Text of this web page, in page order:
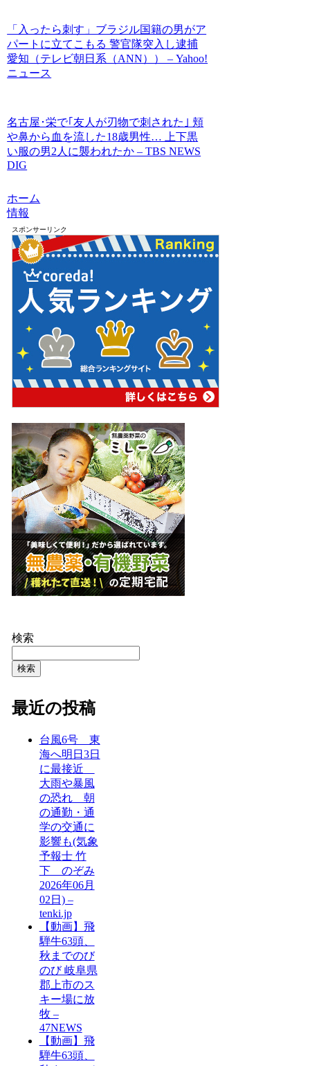
「入ったら刺す」ブラジル国籍の男がア
パートに立てこもる 警官隊突入し逮捕
愛知（テレビ朝日系（ANN）） – Yahoo!
ニュース
名古屋･栄で｢友人が刃物で刺された｣ 頬
や鼻から血を流した18歳男性… 上下黒
い服の男2人に襲われたか – TBS NEWS
DIG
ホーム
情報
スポンサーリンク
検索
検索
最近の投稿
台風6号 東
海へ明日3日
に最接近
大雨や暴風
の恐れ 朝
の通勤・通
学の交通に
影響も(気象
予報士 竹
下 のぞみ
2026年06月
02日) –
tenki.jp
【動画】飛
騨牛63頭、
秋までのび
のび 岐阜県
郡上市のス
キー場に放
牧 –
47NEWS
【動画】飛
騨牛63頭、